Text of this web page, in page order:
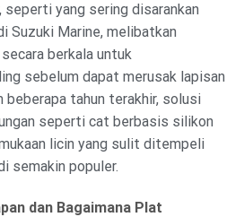
seperti yang sering disarankan
Suzuki Marine, melibatkan
berkala untuk
sebelum dapat merusak lapisan
tahun terakhir, solusi
seperti cat berbasis silikon
licin yang sulit ditempeli
semakin populer.
dan Bagaimana Plat